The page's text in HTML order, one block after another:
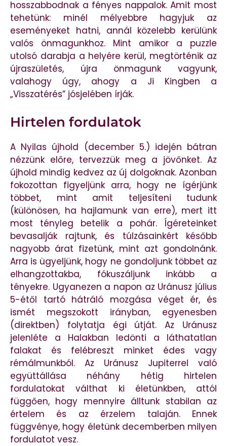
hosszabbodnak a fényes nappalok. Amit most
tehetünk: minél mélyebbre hagyjuk az
eseményeket hatni, annál közelebb kerülünk
valós önmagunkhoz. Mint amikor a puzzle
utolsó darabja a helyére kerül, megtörténik az
újraszületés, újra önmagunk vagyunk,
valahogy úgy, ahogy a Ji Kingben a
„Visszatérés” jósjelében írják.
Hirtelen fordulatok
A Nyilas újhold (december 5.) idején bátran
nézzünk előre, tervezzük meg a jövőnket. Az
újhold mindig kedvez az új dolgoknak. Azonban
fokozottan figyeljünk arra, hogy ne ígérjünk
többet, mint amit teljesíteni tudunk
(különösen, ha hajlamunk van erre), mert itt
most tényleg betelik a pohár. Ígéreteinket
bevasalják rajtunk, és túlzásainkért később
nagyobb árat fizetünk, mint azt gondolnánk.
Arra is ügyeljünk, hogy ne gondoljunk többet az
elhangzottakba, fókuszáljunk inkább a
tényekre. Ugyanezen a napon az Uránusz július
5-étől tartó hátráló mozgása véget ér, és
ismét megszokott irányban, egyenesben
(direktben) folytatja égi útját. Az Uránusz
jelenléte a Halakban ledönti a láthatatlan
falakat és felébreszt minket édes vagy
rémálmunkból. Az Uránusz Jupiterrel való
együttállása néhány hétig hirtelen
fordulatokat válthat ki életünkben, attól
függően, hogy mennyire álltunk stabilan az
értelem és az érzelem talaján. Ennek
függvénye, hogy életünk decemberben milyen
fordulatot vesz.